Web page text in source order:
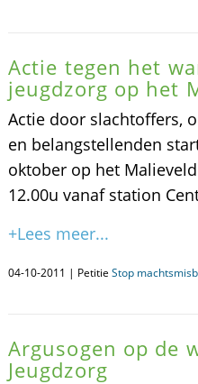
Actie tegen het
jeugdzorg op het
Actie door slachtoffers,
en belangstellenden
oktober op het
12.00u vanaf station
+Lees meer...
04-10-2011 | Petitie Stop
Argusogen op de
Jeugdzorg